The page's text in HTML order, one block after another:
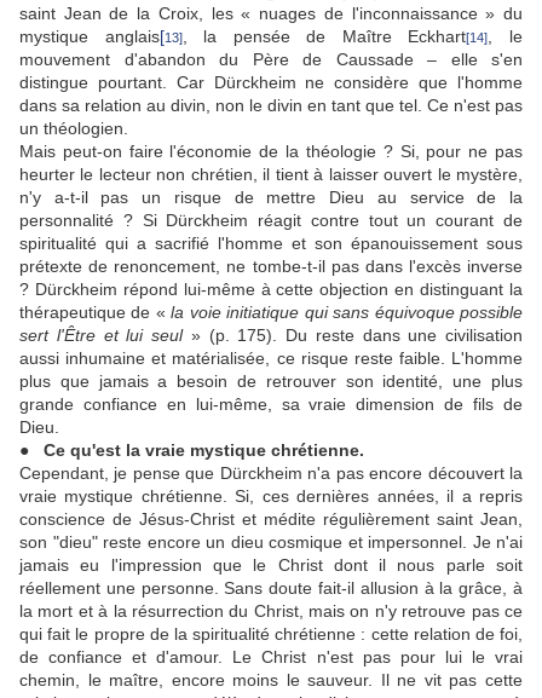
saint Jean de la Croix, les « nuages de l'inconnaissance » du
mystique anglais[13], la pensée de Maître Eckhart[14]
, le
mouvement d'abandon du Père de Caussade – elle s'en
distingue pourtant. Car Dürckheim ne considère que l'homme
dans sa relation au divin, non le divin en tant que tel. Ce n'est pas
un théologien.
Mais peut-on faire l'économie de la théologie ? Si, pour ne pas
heurter le lecteur non chrétien, il tient à laisser ouvert le mystère,
n'y a-t-il pas un risque de mettre Dieu au service de la
personnalité ? Si Dürckheim réagit contre tout un courant de
spiritualité qui a sacrifié l'homme et son épanouissement sous
prétexte de renoncement, ne tombe-t-il pas dans l'excès inverse
? Dürckheim répond lui-même à cette objection en distinguant la
thérapeutique de «la voie initiatique qui sans équivoque possible
sert l'Être et lui seul» (p. 175). Du reste dans une civilisation
aussi inhumaine et matérialisée, ce risque reste faible. L'homme
plus que jamais a besoin de retrouver son identité, une plus
grande confiance en lui-même, sa vraie dimension de fils de
Dieu.
● Ce qu'est la vraie mystique chrétienne.
Cependant, je pense que Dürckheim n'a pas encore découvert la
vraie mystique chrétienne. Si, ces dernières années, il a repris
conscience de Jésus-Christ et médite régulièrement saint Jean,
son "dieu" reste encore un dieu cosmique et impersonnel. Je n'ai
jamais eu l'impression que le Christ dont il nous parle soit
réellement une personne. Sans doute fait-il allusion à la grâce, à
la mort et à la résurrection du Christ, mais on n'y retrouve pas ce
qui fait le propre de la spiritualité chrétienne : cette relation de foi,
de confiance et d'amour. Le Christ n'est pas pour lui le vrai
chemin, le maître, encore moins le sauveur. Il ne vit pas cette